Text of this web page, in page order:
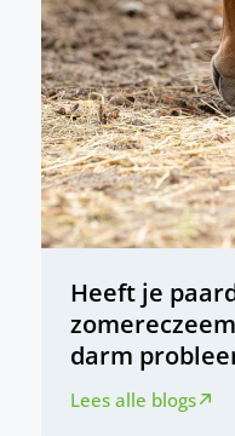
Heeft je
darm
Lees alle blogs